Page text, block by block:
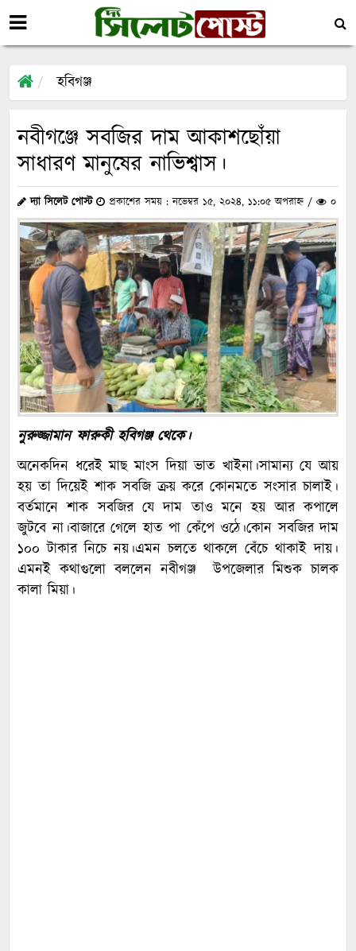
হবিগঞ্জ
নবীগঞ্জে সবজির দাম আকাশছোঁয়া
সাধারণ মানুষের নাভিশ্বাস।
দ্যা সিলেট পোস্ট প্রকাশের সময় : নভেম্বর ১৫, ২০২৪, ১১:০৫ অপরাহ্ন / ০
নুরুজ্জামান ফারুকী হবিগঞ্জ থেকে।
অনেকদিন ধরেই মাছ মাংস দিয়া ভাত খাইনা।সামান্য যে আয়
হয় তা দিয়েই শাক সবজি ক্রয় করে কোনমতে সংসার চালাই।
বর্তমানে শাক সবজির যে দাম তাও মনে হয় আর কপালে
জুটবে না।বাজারে গেলে হাত পা কেঁপে ওঠে।কোন সবজির দাম
১০০ টাকার নিচে নয়।এমন চলতে থাকলে বেঁচে থাকাই দায়।
এমনই কথাগুলো বললেন নবীগঞ্জ উপজেলার মিশুক চালক
কালা মিয়া।